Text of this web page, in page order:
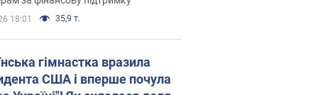
18:01 35,9 т.
гімнастка вразила
США і вперше почула